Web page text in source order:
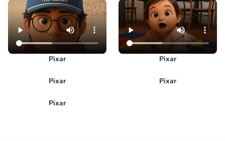
Pixar Pixar
Pixar Pixar
Pixar